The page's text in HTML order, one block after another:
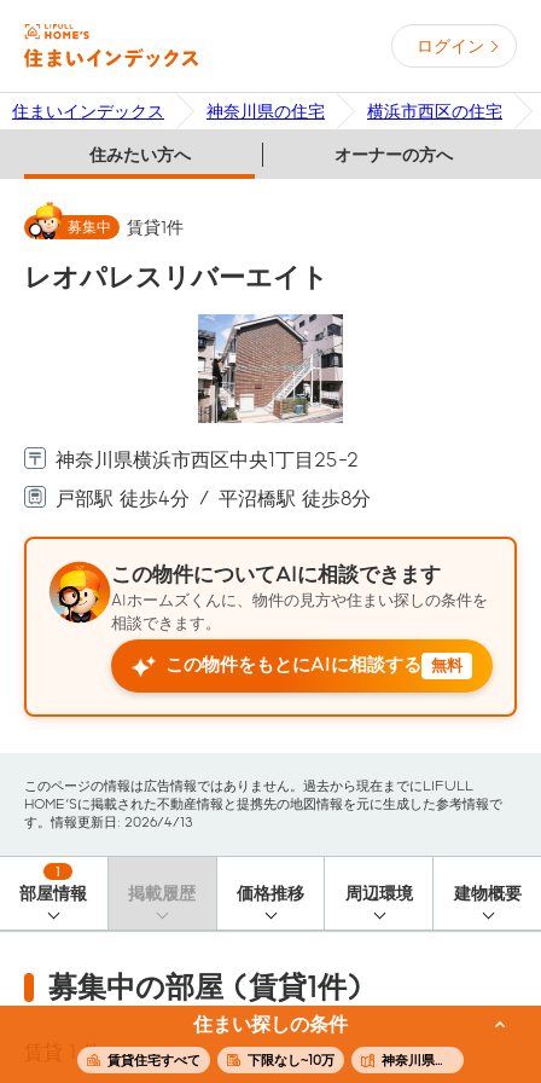
ログイン
住まいインデックス 神奈川県の住宅 横浜市西区の住宅
住みたい方へ オーナーの方へ
住まい探しの条件
賃貸住宅すべて 下限なし~10万 神奈川県横浜市西区
募集中 賃貸1件
レオパレスリバーエイト
神奈川県横浜市西区中央1丁目25-2
戸部駅 徒歩4分
平沼橋駅 徒歩8分
この物件についてAIに相談できます
AIホームズくんに、物件の見方や住まい探しの条件を
相談できます。
この物件をもとにAIに相談する 無料
このページの情報は広告情報ではありません。過去から現在までにLIFULL
HOME'Sに掲載された不動産情報と提携先の地図情報を元に生成した参考情報で
す。情報更新日: 2026/4/13
部屋情報
1
掲載履歴 価格推移 周辺環境 建物概要
募集中の部屋 (賃貸1件)
1 件